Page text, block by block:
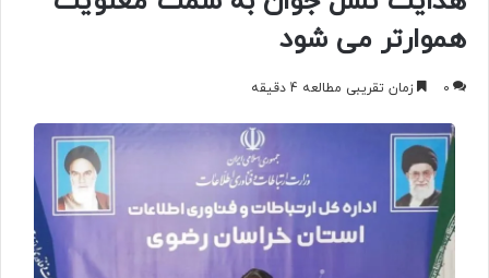
هموارتر می شود
0 زمان تقریبی مطالعه 4 دقیقه